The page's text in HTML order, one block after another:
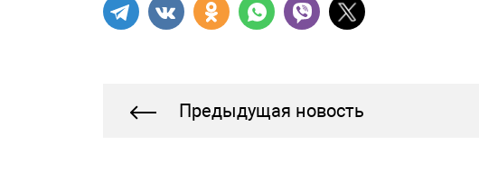
Предыдущая новость